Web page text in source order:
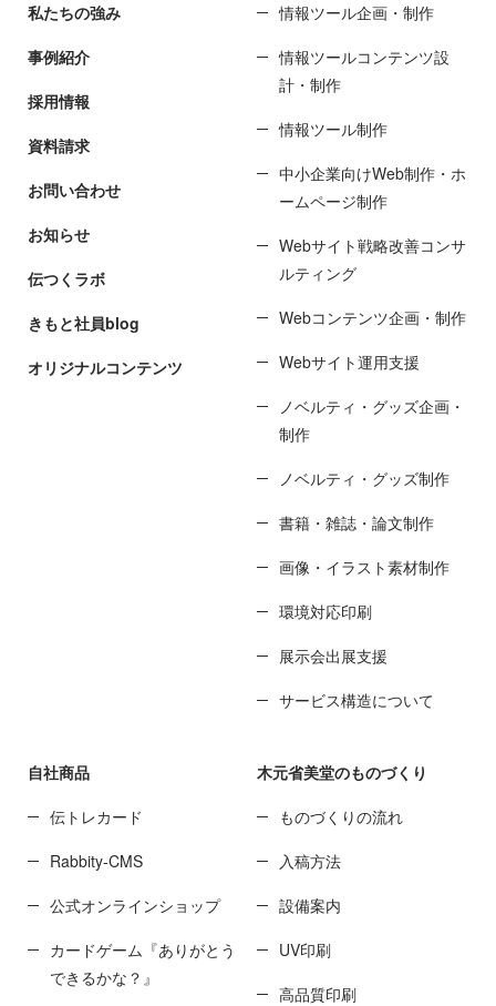
私たちの強み
事例紹介
採用情報
資料請求
お問い合わせ
お知らせ
伝つくラボ
きもと社員blog
オリジナルコンテンツ
情報ツール企画・制作
情報ツールコンテンツ設
計・制作
情報ツール制作
中小企業向けWeb制作・ホ
ームページ制作
Webサイト戦略改善コンサ
ルティング
Webコンテンツ企画・制作
Webサイト運用支援
ノベルティ・グッズ企画・
制作
ノベルティ・グッズ制作
書籍・雑誌・論文制作
画像・イラスト素材制作
環境対応印刷
展示会出展支援
サービス構造について
自社商品
伝トレカード
Rabbity-CMS
公式オンラインショップ
カードゲーム『ありがとう
できるかな？』
木元省美堂のものづくり
ものづくりの流れ
入稿方法
設備案内
UV印刷
高品質印刷